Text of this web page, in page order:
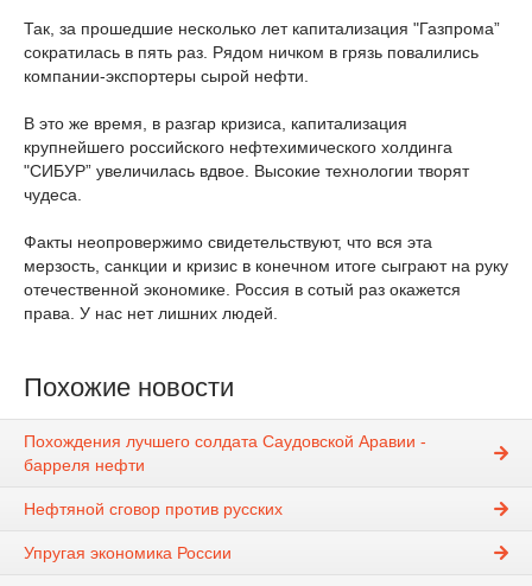
Так, за прошедшие несколько лет капитализация "Газпрома”
сократилась в пять раз. Рядом ничком в грязь повалились
компании-экспортеры сырой нефти.
В это же время, в разгар кризиса, капитализация
крупнейшего российского нефтехимического холдинга
"СИБУР” увеличилась вдвое. Высокие технологии творят
чудеса.
Факты неопровержимо свидетельствуют, что вся эта
мерзость, санкции и кризис в конечном итоге сыграют на руку
отечественной экономике. Россия в сотый раз окажется
права. У нас нет лишних людей.
Похожие новости
Похождения лучшего солдата Саудовской Аравии -
барреля нефти
Нефтяной сговор против русских
Упругая экономика России